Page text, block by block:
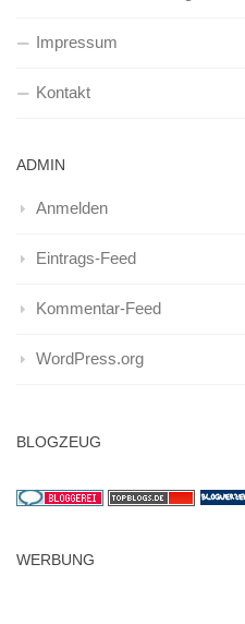
Impressum
Kontakt
ADMIN
Anmelden
Eintrags-Feed
Kommentar-Feed
WordPress.org
BLOGZEUG
WERBUNG